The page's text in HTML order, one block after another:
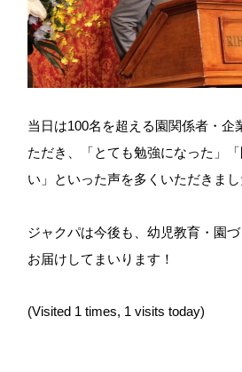
当日は100名を超える園関係者・企
ただき、「とても勉強になった」
い」といった声を多くいただきまし
ジャクパは今後も、幼児教育・園
お届けしてまいります！
(Visited 1 times, 1 visits today)